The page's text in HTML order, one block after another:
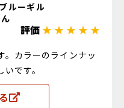
ルーギル
評価★ ★ ★ ★ ★
。カラーのラインナッ
です。